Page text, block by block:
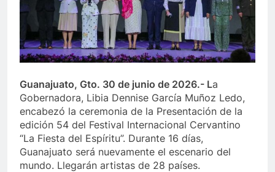
Guanajuato, Gto. 30 de junio de 2026.- La
Gobernadora, Libia Dennise García Muñoz Ledo,
encabezó la ceremonia de la Presentación de la
edición 54 del Festival Internacional Cervantino
“La Fiesta del Espíritu”. Durante 16 días,
Guanajuato será nuevamente el escenario del
mundo. Llegarán artistas de 28 países.